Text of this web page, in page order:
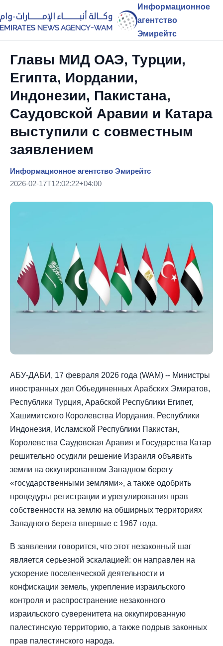
Информационное
агентство
Эмирейтс
Главы МИД ОАЭ, Турции,
Египта, Иордании,
Индонезии, Пакистана,
Саудовской Аравии и Катара
выступили с совместным
заявлением
Информационное агентство Эмирейтс
2026-02-17T12:02:22+04:00
АБУ-ДАБИ, 17 февраля 2026 года (WAM) -- Министры
иностранных дел Объединенных Арабских Эмиратов,
Республики Турция, Арабской Республики Египет,
Хашимитского Королевства Иордания, Республики
Индонезия, Исламской Республики Пакистан,
Королевства Саудовская Аравия и Государства Катар
решительно осудили решение Израиля объявить
земли на оккупированном Западном берегу
«государственными землями», а также одобрить
процедуры регистрации и урегулирования прав
собственности на землю на обширных территориях
Западного берега впервые с 1967 года.
В заявлении говорится, что этот незаконный шаг
является серьезной эскалацией: он направлен на
ускорение поселенческой деятельности и
конфискации земель, укрепление израильского
контроля и распространение незаконного
израильского суверенитета на оккупированную
палестинскую территорию, а также подрыв законных
прав палестинского народа.